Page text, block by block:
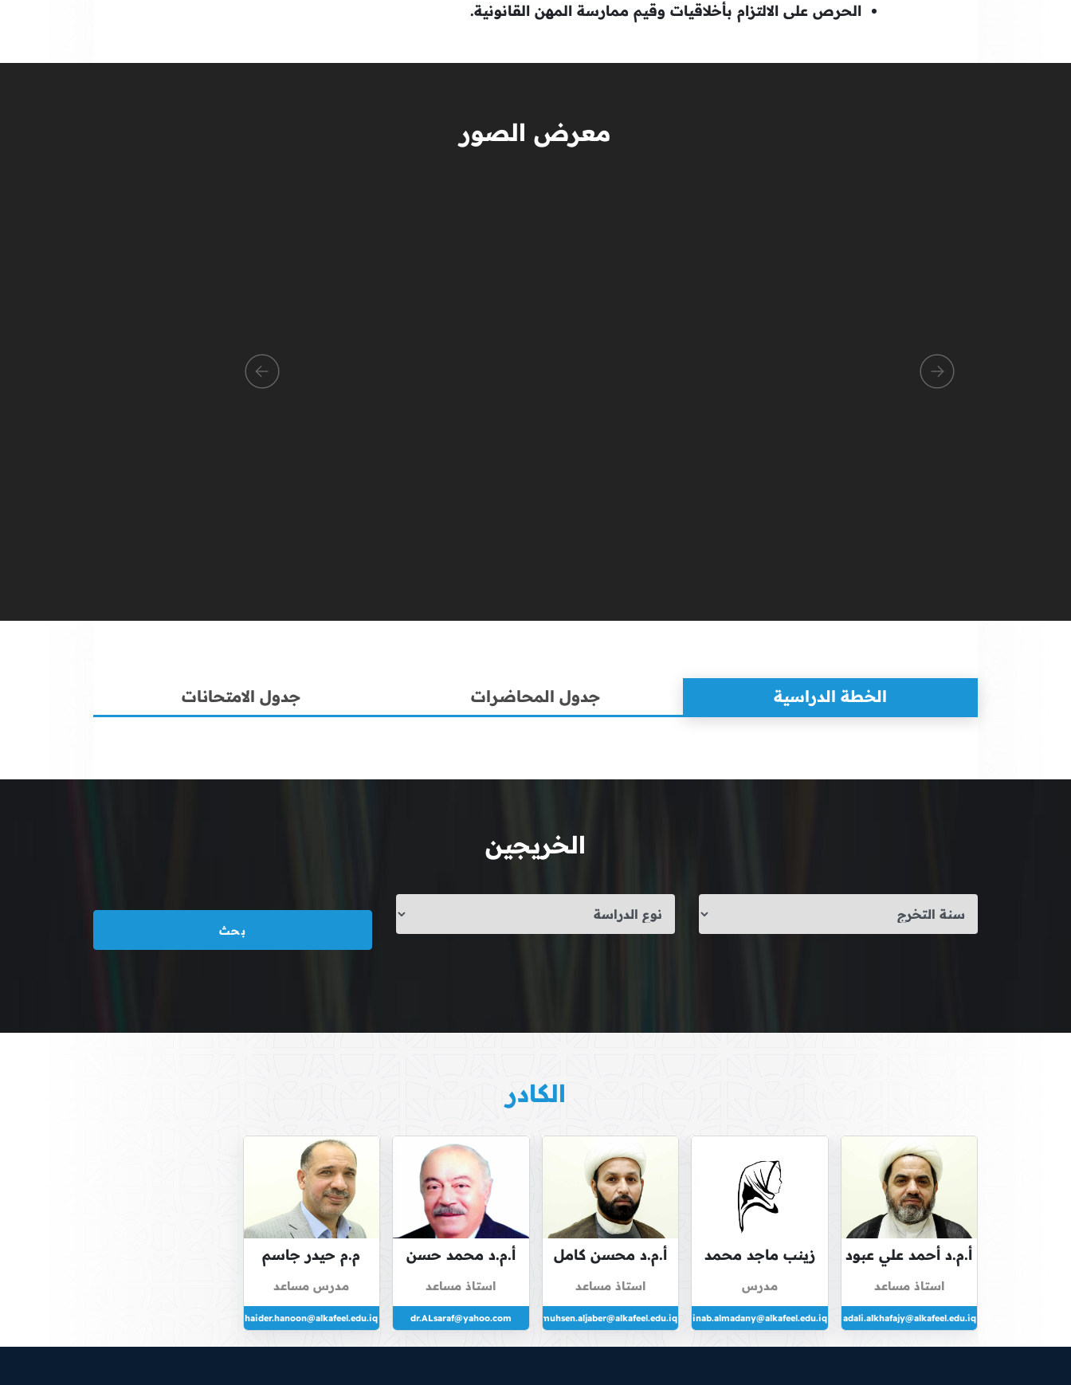
الحرص على الالتزام بأخلاقيات وقيم ممارسة المهن القانونية.
معرض الصور
الخطة الدراسية جدول المحاضرات جدول الامتحانات
الخريجين
بحث
الكادر
أ.م.د أحمد علي عبود
استاذ مساعد
ahmadali.alkhafajy@alkafeel.edu.iq
زينب ماجد محمد
مدرس
zainab.almadany@alkafeel.edu.iq
أ.م.د محسن كامل
استاذ مساعد
muhsen.aljaber@alkafeel.edu.iq
أ.م.د محمد حسن
أحمد الصراف
استاذ مساعد
dr.ALsaraf@yahoo.com
م.م حيدر جاسم
مدرس مساعد
haider.hanoon@alkafeel.edu.iq